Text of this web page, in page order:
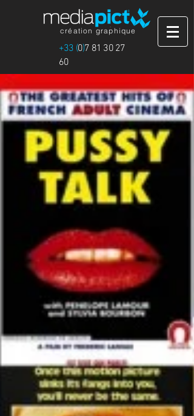
création graphique
+33 (0)7 81 30 27
60